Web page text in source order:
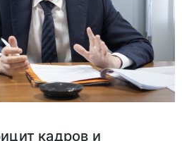
кадров и